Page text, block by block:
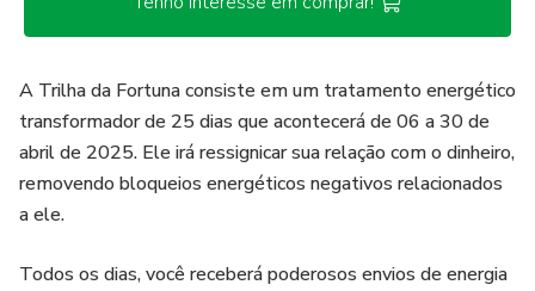
A Trilha da Fortuna consiste em um tratamento energético
transformador de 25 dias que acontecerá de 06 a 30 de
abril de 2025. Ele irá ressignicar sua relação com o dinheiro,
removendo bloqueios energéticos negativos relacionados
a ele.
Todos os dias, você receberá poderosos envios de energia